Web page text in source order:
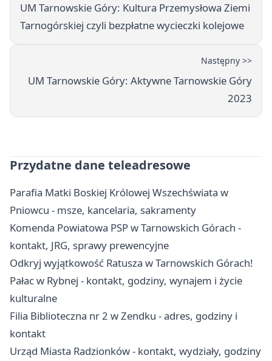
UM Tarnowskie Góry: Kultura Przemysłowa Ziemi
Tarnogórskiej czyli bezpłatne wycieczki kolejowe
Następny >>
UM Tarnowskie Góry: Aktywne Tarnowskie Góry
2023
Przydatne dane teleadresowe
Parafia Matki Boskiej Królowej Wszechświata w
Pniowcu - msze, kancelaria, sakramenty
Komenda Powiatowa PSP w Tarnowskich Górach -
kontakt, JRG, sprawy prewencyjne
Odkryj wyjątkowość Ratusza w Tarnowskich Górach!
Pałac w Rybnej - kontakt, godziny, wynajem i życie
kulturalne
Filia Biblioteczna nr 2 w Zendku - adres, godziny i
kontakt
Urząd Miasta Radzionków - kontakt, wydziały, godziny